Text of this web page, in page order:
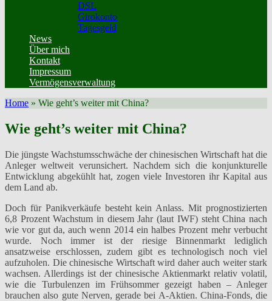
DSL
Girokonto
Tagesgeld
News
Über mich
Kontakt
Impressum
Vermögensverwaltung
Home » Wie geht’s weiter mit China?
Wie geht’s weiter mit China?
Die jüngste Wachstumsschwäche der chinesischen Wirtschaft hat die
Anleger weltweit verunsichert. Nachdem sich die konjunkturelle
Entwicklung abgekühlt hat, zogen viele Investoren ihr Kapital aus
dem Land ab.
Doch für Panikverkäufe besteht kein Anlass. Mit prognostizierten
6,8 Prozent Wachstum in diesem Jahr (laut IWF) steht China nach
wie vor gut da, auch wenn 2014 ein halbes Prozent mehr verbucht
wurde. Noch immer ist der riesige Binnenmarkt lediglich
ansatzweise erschlossen, zudem gibt es technologisch noch viel
aufzuholen. Die chinesische Wirtschaft wird daher auch weiter stark
wachsen. Allerdings ist der chinesische Aktienmarkt relativ volatil,
wie die Turbulenzen im Frühsommer gezeigt haben – Anleger
brauchen also gute Nerven, gerade bei A-Aktien. China-Fonds, die